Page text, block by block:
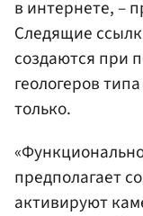
в интернете, –
Следящие
создаются при
геологеров
только.
предполагает
активируют